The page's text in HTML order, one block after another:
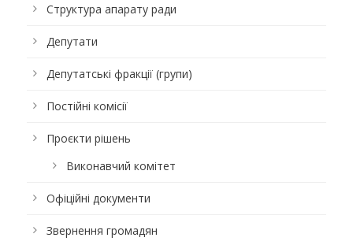
Структура апарату ради
Депутати
Депутатські фракції (групи)
Постійні комісії
Проєкти рішень
Виконавчий комітет
Офіційні документи
Звернення громадян